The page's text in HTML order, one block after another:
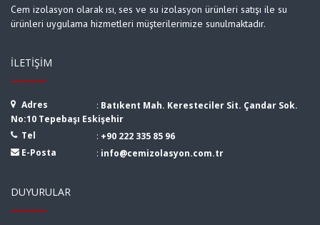
Cem izolasyon olarak ısı, ses ve su izolasyon ürünleri satışı ile su
ürünleri uygulama hizmetleri müşterilerimize sunulmaktadır.
İLETIŞIM
Adres : Batıkent Mah. Keresteciler Sit. Çandar Sok.
No:10 Tepebaşı Eskişehir
Tel
: +90 222 335 85 96
E-Posta
: info@cemizolasyon.com.tr
DUYURULAR